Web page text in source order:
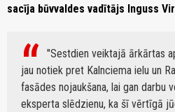
sacīja būvvaldes vadītājs Inguss
"Sestdien veiktajā ārkārtas
jau notiek pret Kalnciema ielu un
fasādes nojaukšana, lai gan darbu
eksperta slēdzienu, ka šī vērtīgā